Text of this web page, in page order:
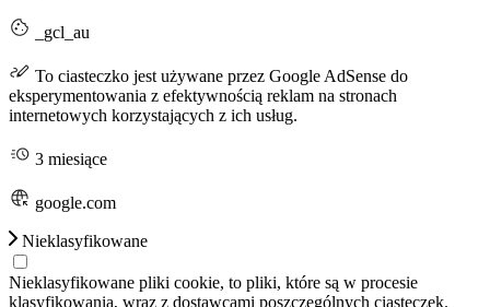
_gcl_au
To ciasteczko jest używane przez Google AdSense do
eksperymentowania z efektywnością reklam na stronach
internetowych korzystających z ich usług.
3 miesiące
google.com
Nieklasyfikowane
Nieklasyfikowane pliki cookie, to pliki, które są w procesie
klasyfikowania, wraz z dostawcami poszczególnych ciasteczek.